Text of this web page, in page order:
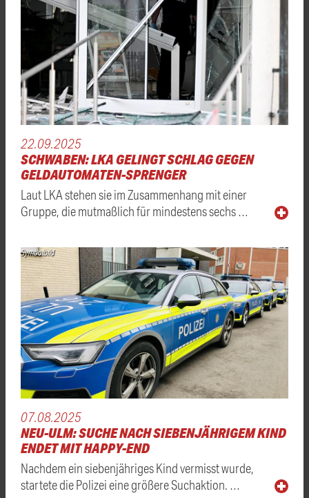
22.09.2025
SCHWABEN: LKA GELINGT SCHLAG GEGEN
GELDAUTOMATEN-SPRENGER
Laut LKA stehen sie im Zusammenhang mit einer
Gruppe, die mutmaßlich für mindestens sechs …
Symbolbild
07.08.2025
NEU-ULM: SUCHE NACH SIEBENJÄHRIGEM KIND
ENDET MIT HAPPY-END
Nachdem ein siebenjähriges Kind vermisst wurde,
startete die Polizei eine größere Suchaktion. …